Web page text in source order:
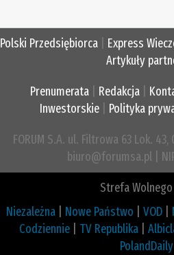
Polski Przedsiębiorca Express
Artykuły
Prenumerata Redakcja
Inwestorskie| Polityka
FORUM S.A. ul. Filtrowa 63 Lok.
biuro@forumsa.pl |
Strefa Wolnego
Niezależna
Nowe Państwo VOD
Codziennie
TV Republika